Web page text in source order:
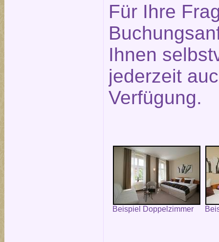
Für Ihre
Ihnen
jederzeit
Verfügung.
Beispiel Doppelzimmer